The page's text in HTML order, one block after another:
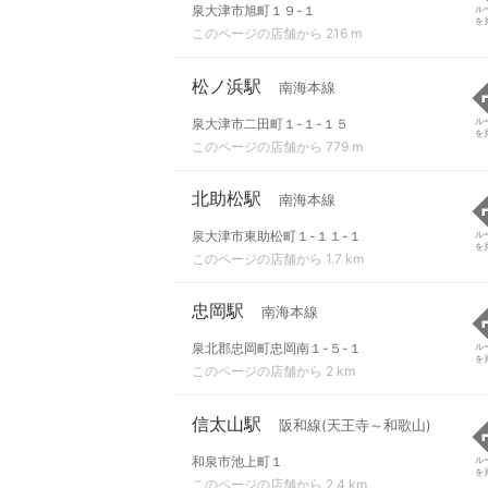
泉大津市旭町１９-１
このページの店舗から 216 m
ル
を
松ノ浜駅 南海本線
泉大津市二田町１-１-１５
このページの店舗から 779 m
ル
を
北助松駅 南海本線
泉大津市東助松町１-１１-１
このページの店舗から 1.7 km
ル
を
忠岡駅 南海本線
泉北郡忠岡町忠岡南１-５-１
このページの店舗から 2 km
ル
を
信太山駅 阪和線(天王寺～和歌山)
和泉市池上町１
このページの店舗から 2.4 km
ル
を